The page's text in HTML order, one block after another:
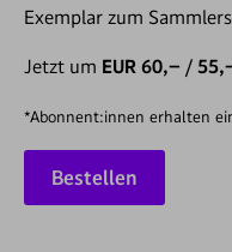
Exemplar zum
Jetzt um EUR 60,– /
*Abonnent:innen erhalten
Bestellen